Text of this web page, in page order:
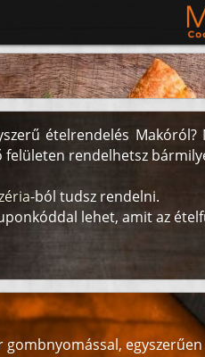
ételrendelés
felületen rendelhetsz
-ból tudsz rendelni.
lehet, amit az
gombnyomással, egyszerűen